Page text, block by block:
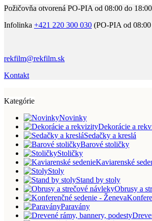
Požičovňa otvorená PO-PIA od 08:00 do 18:00
Infolinka +421 220 300 030 (PO-PIA od
rekfilm@rekfilm.sk
Kontakt
Kategórie
Novinky
Dekorácie a
Sedačky a kreslá
Barové stoličky
Stoličky
Kaviarenské
Stoly
Stand by stoly
Obrusy a
Paravány